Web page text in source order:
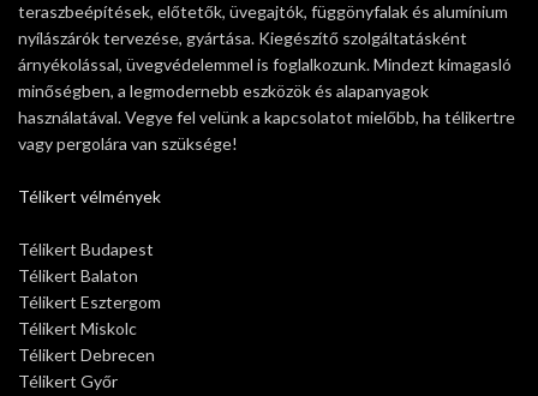
teraszbeépítések, előtetők, üvegajtók, függönyfalak és alumínium
nyílászárók tervezése, gyártása. Kiegészítő szolgáltatásként
árnyékolással, üvegvédelemmel is foglalkozunk. Mindezt kimagasló
minőségben, a legmodernebb eszközök és alapanyagok
használatával. Vegye fel velünk a kapcsolatot mielőbb, ha télikertre
vagy pergolára van szüksége!
Télikert vélmények
Télikert Budapest
Télikert Balaton
Télikert Esztergom
Télikert Miskolc
Télikert Debrecen
Télikert Győr